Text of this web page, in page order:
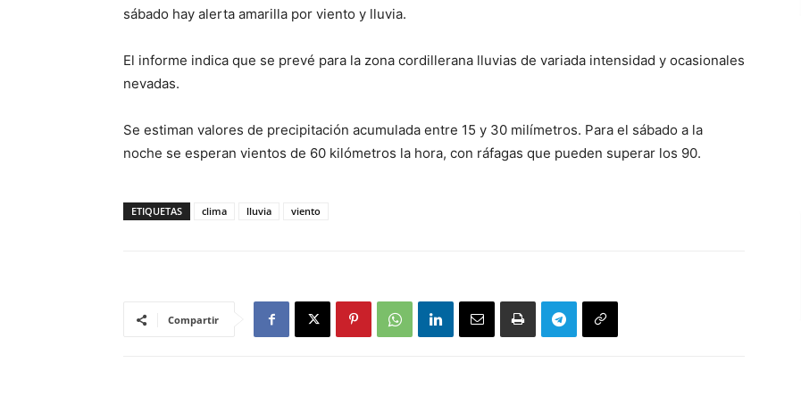
sábado hay alerta amarilla por viento y lluvia.
El informe indica que se prevé para la zona cordillerana lluvias de variada intensidad y ocasionales
nevadas.
Se estiman valores de precipitación acumulada entre 15 y 30 milímetros. Para el sábado a la
noche se esperan vientos de 60 kilómetros la hora, con ráfagas que pueden superar los 90.
ETIQUETAS clima lluvia viento
Compartir